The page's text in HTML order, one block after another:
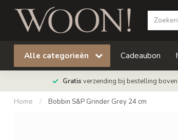
Alle categorieën Cadeaubon
Gratis verzending bij bestelling
Home / Bobbin S&P Grinder Grey 24 cm